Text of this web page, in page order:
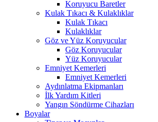
Koruyucu Baretler
Kulak Tıkacı & Kulaklıklar
Kulak Tıkacı
Kulaklıklar
Göz ve Yüz Koruyucular
Göz Koruyucular
Yüz Koruyucular
Emniyet Kemerleri
Emniyet Kemerleri
Aydınlatma Ekipmanları
İlk Yardım Kitleri
Yangın Söndürme Cihazları
Boyalar